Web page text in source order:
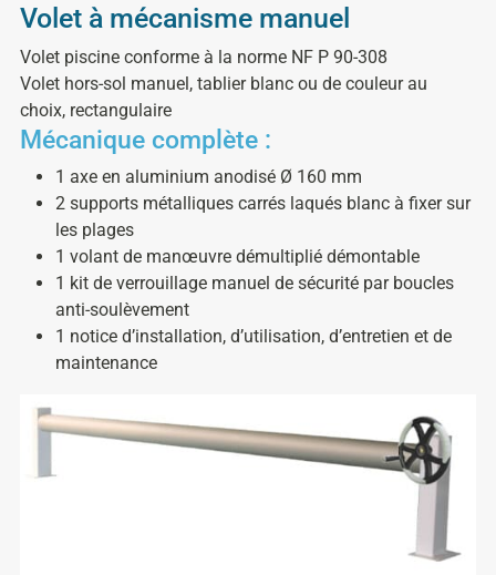
Volet à mécanisme manuel
Volet piscine conforme à la norme NF P 90-308
Volet hors-sol manuel, tablier blanc ou de couleur au
choix, rectangulaire
Mécanique complète :
1 axe en aluminium anodisé Ø 160 mm
2 supports métalliques carrés laqués blanc à fixer sur
les plages
1 volant de manœuvre démultiplié démontable
1 kit de verrouillage manuel de sécurité par boucles
anti-soulèvement
1 notice d’installation, d’utilisation, d’entretien et de
maintenance